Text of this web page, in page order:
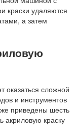
краски удаляются
а затем
оказаться сложной
и инструментов
приведены шесть
акриловую краску